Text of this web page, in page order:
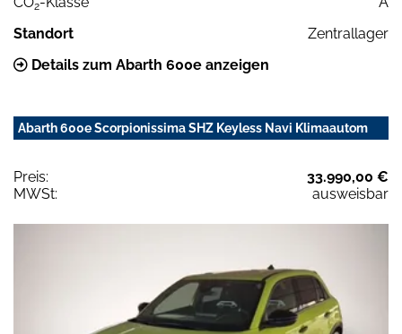
2
Standort
Zentrallager
Details zum Abarth 600e anzeigen
Abarth 600e Scorpionissima SHZ Keyless Navi Klimaautom
Preis:
33.990,00 €
MWSt:
ausweisbar